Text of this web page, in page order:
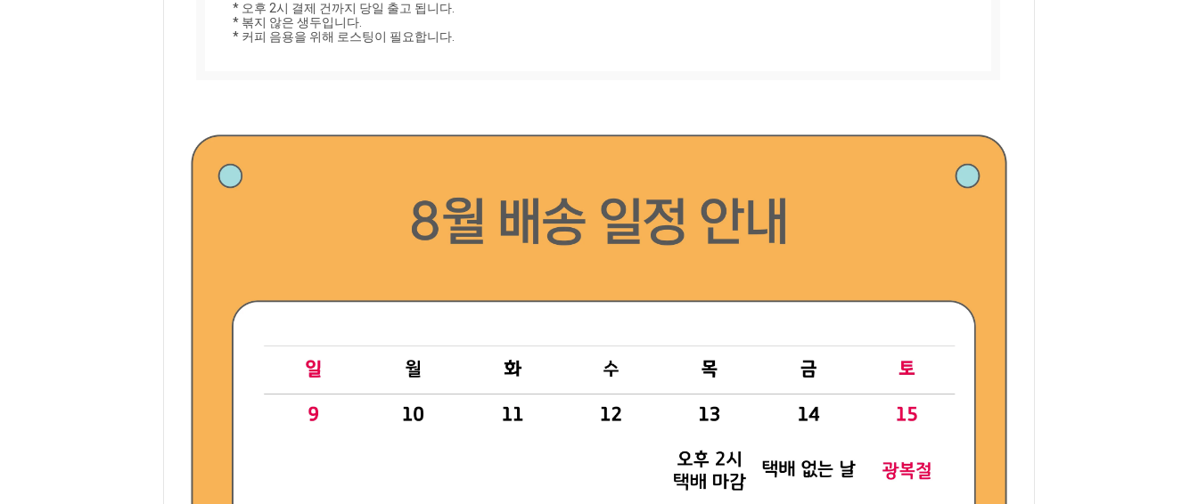
* 오후 2시 결제 건까지 당일 출고 됩니다.
* 볶지 않은 생두입니다.
* 커피 음용을 위해 로스팅이 필요합니다.